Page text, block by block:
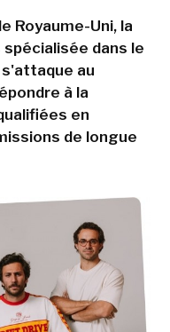
Royaume-Uni, la
dans le
au
à la
en
de longue